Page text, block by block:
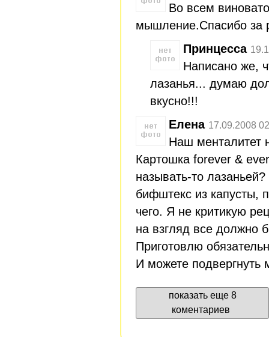
Во всем
мышление.Спасибо за
Принцесса
Написано же,
лазанья... думаю
вкусно!!!
Елена 17.09.2008
Наш менталитет
Картошка forever &
называть-то
бифштекс из капусты,
чего. Я не критикую
на взгляд все должно
Приготовлю
И можете подвергнуть
показать еще 8
коментариев